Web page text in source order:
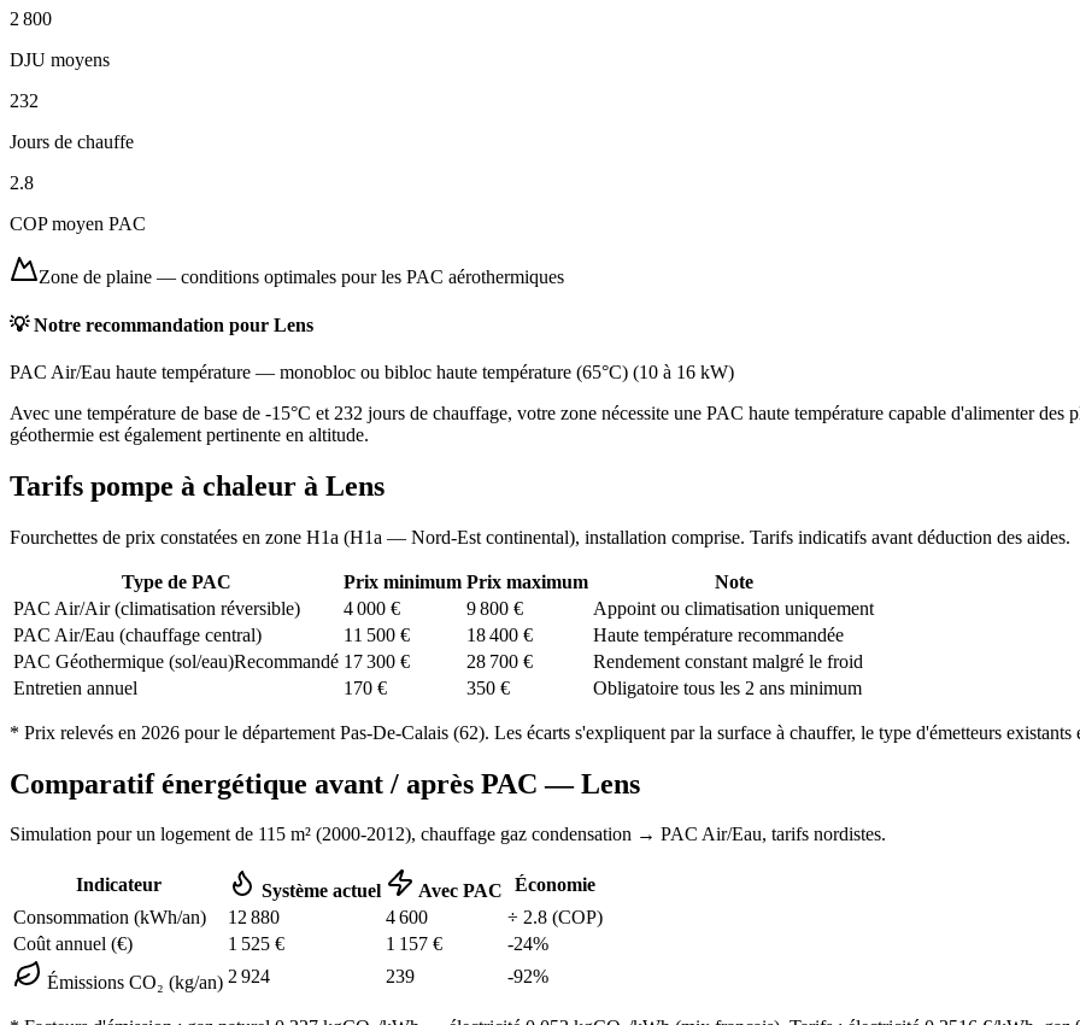
2 800
DJU moyens
232
Jours de chauffe
2.8
COP moyen PAC
Zone de plaine — conditions optimales pour les PAC aérothermiques
💡 Notre recommandation pour Lens
PAC Air/Eau haute température — monobloc ou bibloc haute température (65°C) (10 à 16 kW)
Avec une température de base de -15°C et 232 jours de chauffage, votre zone nécessite une PAC haute température capable d'alimenter des
géothermie est également pertinente en altitude.
Tarifs pompe à chaleur à Lens
Fourchettes de prix constatées en zone H1a (H1a — Nord-Est continental), installation comprise. Tarifs indicatifs avant déduction des aides.
Type de PAC Prix minimum Prix maximum
Note
PAC Air/Air (climatisation réversible)
4 000 € 9 800 €
Appoint ou climatisation uniquement
PAC Air/Eau (chauffage central)
11 500 € 18 400 €
Haute température recommandée
PAC Géothermique (sol/eau)Recommandé 17 300 € 28 700 €
Rendement constant malgré le froid
Entretien annuel
170 € 350 € Obligatoire tous les 2 ans minimum
* Prix relevés en 2026 pour le département Pas-De-Calais (62). Les écarts s'expliquent par la surface à chauffer, le type d'émetteurs
Comparatif énergétique avant / après PAC —Lens
Simulation pour un logement de 115 m² (2000-2012), chauffage gaz condensation → PAC Air/Eau, tarifs nordistes.
Indicateur Système actuel Avec PAC
Économie
Consommation (kWh/an)
12 880 4 600 ÷ 2.8 (COP)
Coût annuel (€)
1 525 € 1 157 € -24%
Émissions CO₂ (kg/an) 2 924 239 -92%